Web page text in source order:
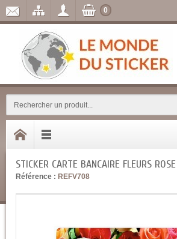
0
STICKER CARTE BANCAIRE FLEURS ROSE
Référence : REFV708